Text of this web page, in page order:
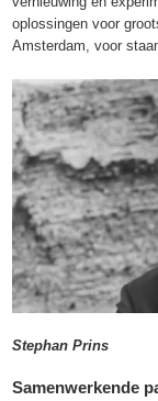
oplossingen voor
Amsterdam, voor
Stephan Prins
Samenwerkende